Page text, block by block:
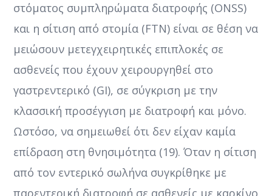
στόματος συμπληρώματα διατροφής (ONSS)
και η σίτιση από στομία (FTN) είναι σε θέση να
μειώσουν μετεγχειρητικές επιπλοκές σε
ασθενείς που έχουν χειρουργηθεί στο
γαστρεντερικό (GI), σε σύγκριση με την
κλασσική προσέγγιση με διατροφή και μόνο.
Ωστόσο, να σημειωθεί ότι δεν είχαν καμία
επίδραση στη θνησιμότητα (19). Όταν η σίτιση
από τον εντερικό σωλήνα συγκρίθηκε με